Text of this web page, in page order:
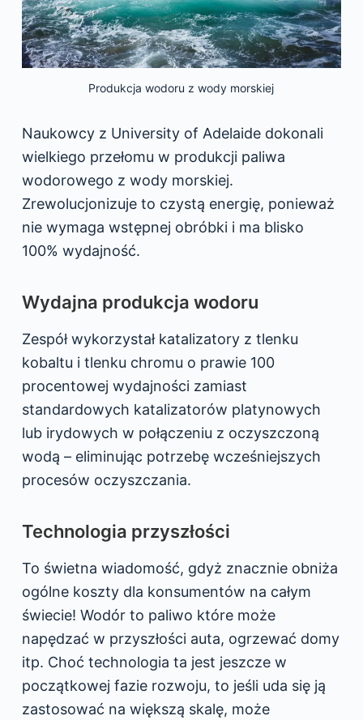
Produkcja wodoru z wody morskiej
Naukowcy z University of Adelaide dokonali
wielkiego przełomu w produkcji paliwa
wodorowego z wody morskiej.
Zrewolucjonizuje to czystą energię, ponieważ
nie wymaga wstępnej obróbki i ma blisko
100% wydajność.
Wydajna produkcja wodoru
Zespół wykorzystał katalizatory z tlenku
kobaltu i tlenku chromu o prawie 100
procentowej wydajności zamiast
standardowych katalizatorów platynowych
lub irydowych w połączeniu z oczyszczoną
wodą – eliminując potrzebę wcześniejszych
procesów oczyszczania.
Technologia przyszłości
To świetna wiadomość, gdyż znacznie obniża
ogólne koszty dla konsumentów na całym
świecie! Wodór to paliwo które może
napędzać w przyszłości auta, ogrzewać domy
itp. Choć technologia ta jest jeszcze w
początkowej fazie rozwoju, to jeśli uda się ją
zastosować na większą skalę, może